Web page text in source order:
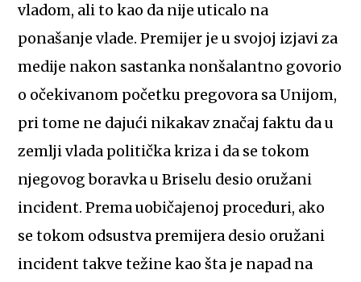
vladom, ali to kao da nije uticalo na
ponašanje vlade. Premijer je u svojoj izjavi za
medije nakon sastanka nonšalantno govorio
o očekivanom početku pregovora sa Unijom,
pri tome ne dajući nikakav značaj faktu da u
zemlji vlada politička kriza i da se tokom
njegovog boravka u Briselu desio oružani
incident. Prema uobičajenoj proceduri, ako
se tokom odsustva premijera desio oružani
incident takve težine kao šta je napad na